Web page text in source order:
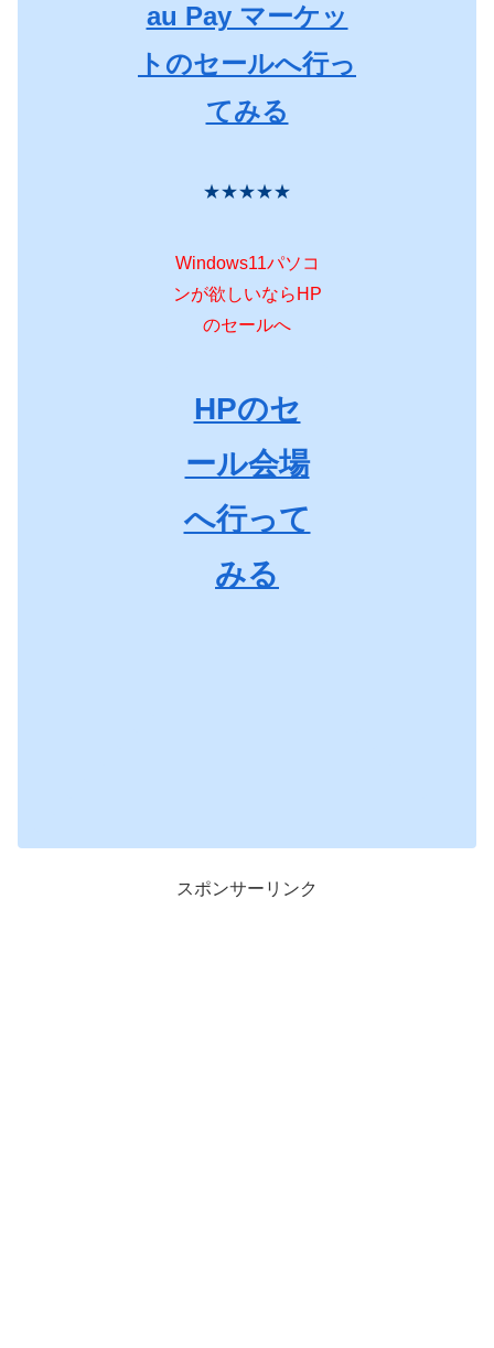
au Pay マーケッ
トのセールへ行っ
てみる
★★★★★
Windows11パソコ
ンが欲しいならHP
のセールへ
HPのセ
ール会場
へ行って
みる
スポンサーリンク